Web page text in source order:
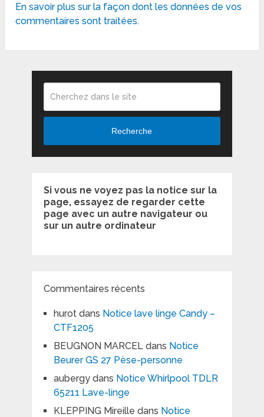
En savoir plus sur la façon dont les données de vos
commentaires sont traitées.
Recherche
Si vous ne voyez pas la notice sur la
page, essayez de regarder cette
page avec un autre navigateur ou
sur un autre ordinateur
Commentaires récents
hurotdans Notice lave linge Candy –
CTF1205
BEUGNON MARCELdans Notice
Beurer GS 27 Pèse-personne
aubergydans Notice Whirlpool TDLR
65211 Lave-linge
KLEPPING Mireille dans Notice